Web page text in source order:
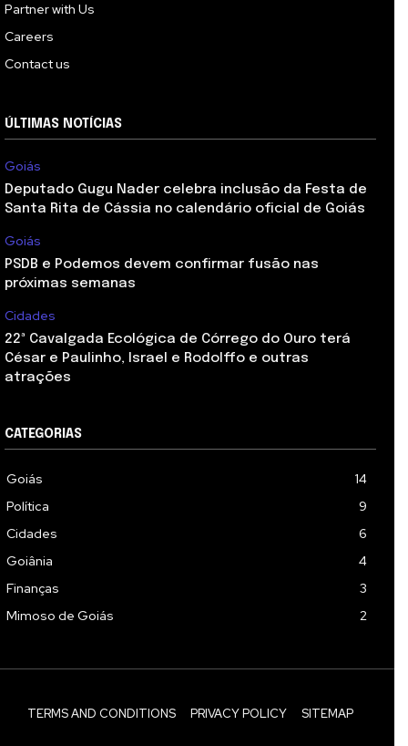
Partner with Us
Careers
Contact us
ÚLTIMAS NOTÍCIAS
Goiás
Deputado Gugu Nader celebra inclusão da Festa de
Santa Rita de Cássia no calendário oficial de Goiás
Goiás
PSDB e Podemos devem confirmar fusão nas
próximas semanas
Cidades
22ª Cavalgada Ecológica de Córrego do Ouro terá
César e Paulinho, Israel e Rodolffo e outras
atrações
CATEGORIAS
Goiás
14
Política
9
Cidades
6
Goiânia
4
Finanças
3
Mimoso de Goiás
2
TERMS AND CONDITIONS PRIVACY POLICY SITEMAP